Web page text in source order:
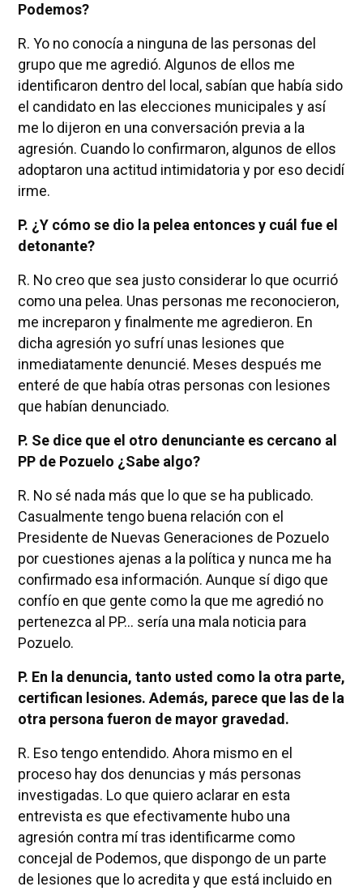
Podemos?
R. Yo no conocía a ninguna de las personas del
grupo que me agredió. Algunos de ellos me
identificaron dentro del local, sabían que había sido
el candidato en las elecciones municipales y así
me lo dijeron en una conversación previa a la
agresión. Cuando lo confirmaron, algunos de ellos
adoptaron una actitud intimidatoria y por eso decidí
irme.
P. ¿Y cómo se dio la pelea entonces y cuál fue el
detonante?
R. No creo que sea justo considerar lo que ocurrió
como una pelea. Unas personas me reconocieron,
me increparon y finalmente me agredieron. En
dicha agresión yo sufrí unas lesiones que
inmediatamente denuncié. Meses después me
enteré de que había otras personas con lesiones
que habían denunciado.
P. Se dice que el otro denunciante es cercano al
PP de Pozuelo ¿Sabe algo?
R. No sé nada más que lo que se ha publicado.
Casualmente tengo buena relación con el
Presidente de Nuevas Generaciones de Pozuelo
por cuestiones ajenas a la política y nunca me ha
confirmado esa información. Aunque sí digo que
confío en que gente como la que me agredió no
pertenezca al PP... sería una mala noticia para
Pozuelo.
P. En la denuncia, tanto usted como la otra parte,
certifican lesiones. Además, parece que las de la
otra persona fueron de mayor gravedad.
R. Eso tengo entendido. Ahora mismo en el
proceso hay dos denuncias y más personas
investigadas. Lo que quiero aclarar en esta
entrevista es que efectivamente hubo una
agresión contra mí tras identificarme como
concejal de Podemos, que dispongo de un parte
de lesiones que lo acredita y que está incluido en